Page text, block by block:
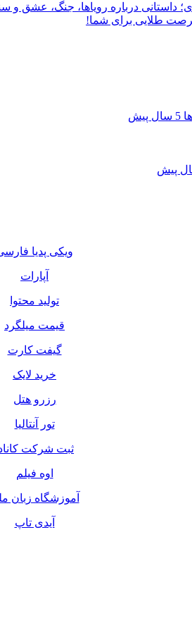
داستانی درباره رویاها، جنگ، عشق و
فرصت طلایی برای شما!
5 سال پیش
ویکی پدیا
آپارات
تولید محتوا
قیمت میلگرد
گیفت کارت
خرید لایک
رزرو هتل
تور آنتالیا
ثبت شرکت
اوه فیلم
آموزشگاه زبان
آیدی تاپ